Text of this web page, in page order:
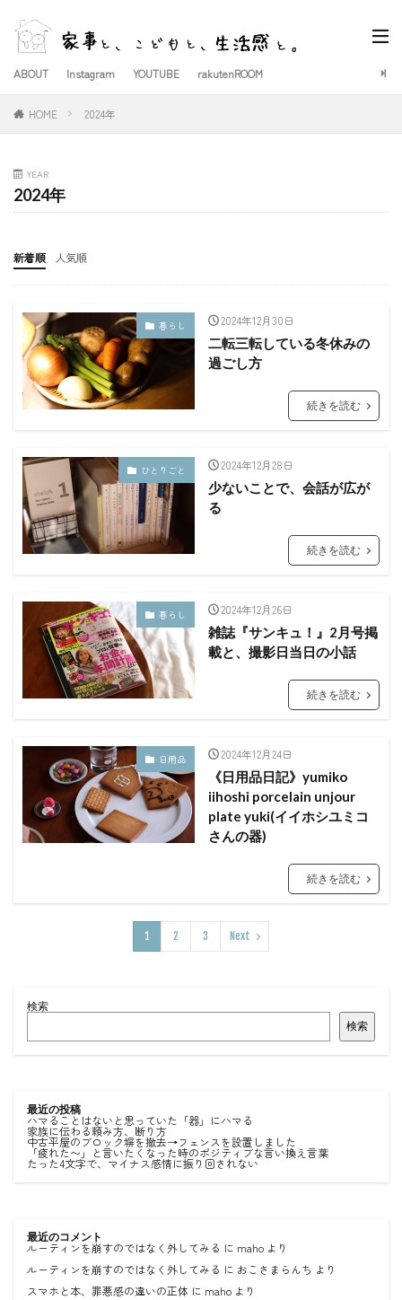
ABOUT Instagram YOUTUBE rakutenROOM
HOME 2024年
YEAR
2024年
新着順 人気順
暮らし 2024年12月30日
二転三転している冬休みの
過ごし方
続きを読む
ひとりごと 2024年12月28日
少ないことで、会話が広が
る
続きを読む
暮らし 2024年12月26日
雑誌『サンキュ！』2月号掲
載と、撮影日当日の小話
続きを読む
日用品 2024年12月24日
《日用品日記》yumiko
iihoshi porcelain unjour
plate yuki(イイホシユミコ
さんの器)
続きを読む
1 2 3 Next
検索
検索
最近の投稿
ハマることはないと思っていた「器」にハマる
家族に伝わる頼み方、断り方
中古平屋のブロック塀を撤去→フェンスを設置しました
「疲れた〜」と言いたくなった時のポジティブな言い換え言葉
たった4文字で、マイナス感情に振り回されない
最近のコメント
ルーティンを崩すのではなく外してみる に maho より
ルーティンを崩すのではなく外してみる に おこさまらんち より
スマホと本、罪悪感の違いの正体 に maho より